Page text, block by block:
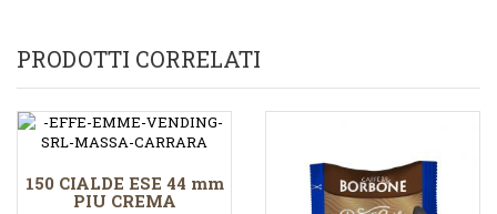
PRODOTTI CORRELATI
150 CIALDE ESE 44 mm
PIU CREMA